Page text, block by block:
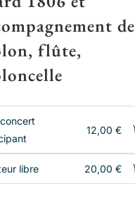
de
flûte,
12,00 €
libre 20,00 €